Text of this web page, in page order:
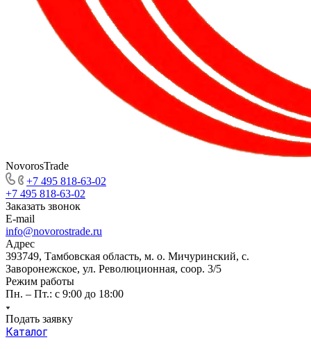
NovorosTrade
+7 495 818-63-02
+7 495 818-63-02
Заказать звонок
E-mail
info@novorostrade.ru
Адрес
393749, Тамбовская область, м. о. Мичуринский, с.
Заворонежское, ул. Революционная, соор. 3/5
Режим работы
Пн. – Пт.: с 9:00 до 18:00
Подать заявку
Каталог